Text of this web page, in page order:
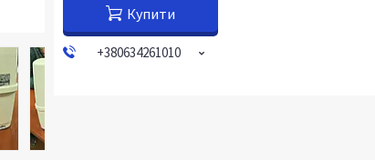
Купити
+380634261010